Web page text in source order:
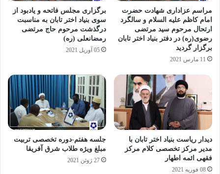
مراسم عزاداری شهادت حضرت
امام کاظم علیه السلام و سالگرد
ارتحال مرحوم سید مرتضی
رضوی(ره) در دفتر بنیاد اختر تابان
برگزار گردید
11 مارس 2021
برگزاری مجلس فاتحه و یادبود از
سوی بنیاد اختر تابان به مناسبت
درگذشت مرحوم حاج مرتضی
رمضانعلی (ره)
05 آوریل 2021
دیدار ریاست بنیاد اختر تابان با
مدیر مرکز تخصصی کلام مرکز
فقهی ائمه اطهار
08 فوریه 2021
جلسه هفتم-دوره تخصصی تربیت
مبلغ ویژه طلاب شرق آفریقا
27 ژوئن 2021